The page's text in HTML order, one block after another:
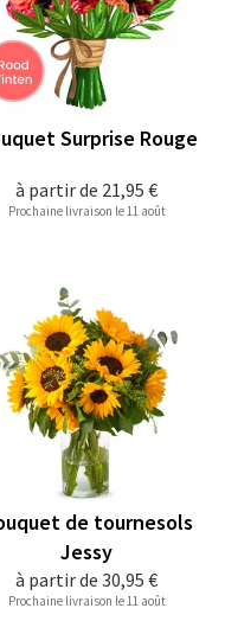
à partir de 21,95 €
Surprise Rouge
Prochaine livraison le 11 août
à partir de 30,95 €
de tournesols
Jessy
Prochaine livraison le 11 août